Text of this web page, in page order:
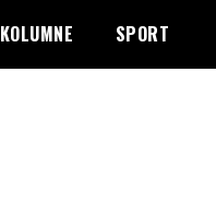
KOLUMNE SPORT